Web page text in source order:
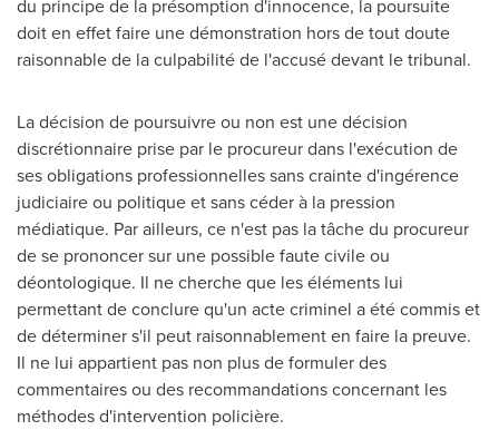
du principe de la présomption d'innocence, la poursuite
doit en effet faire une démonstration hors de tout doute
raisonnable de la culpabilité de l'accusé devant le tribunal.
La décision de poursuivre ou non est une décision
discrétionnaire prise par le procureur dans l'exécution de
ses obligations professionnelles sans crainte d'ingérence
judiciaire ou politique et sans céder à la pression
médiatique. Par ailleurs, ce n'est pas la tâche du procureur
de se prononcer sur une possible faute civile ou
déontologique. Il ne cherche que les éléments lui
permettant de conclure qu'un acte criminel a été commis et
de déterminer s'il peut raisonnablement en faire la preuve.
Il ne lui appartient pas non plus de formuler des
commentaires ou des recommandations concernant les
méthodes d'intervention policière.